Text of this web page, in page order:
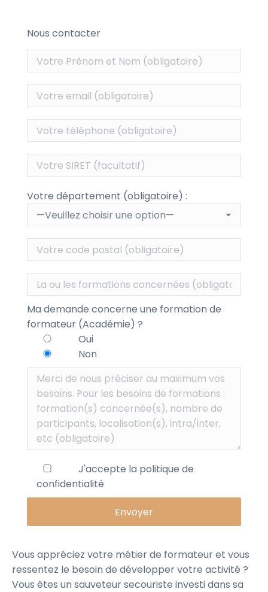
Nous contacter
Votre département (obligatoire) :
Ma demande concerne une formation de
formateur (Académie) ?
Oui
Non
J'accepte la politique de
confidentialité
Vous appréciez votre métier de formateur et vous
ressentez le besoin de développer votre activité ?
Vous êtes un sauveteur secouriste investi dans sa